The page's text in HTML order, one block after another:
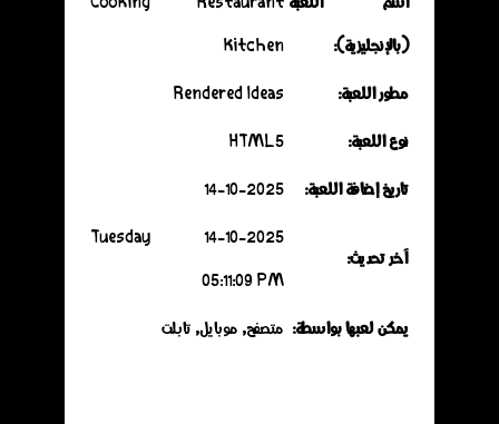
(بالإنجليزية):
Kitchen
مطور اللعبة:
Rendered Ideas
نوع اللعبة:
HTML5
تاريخ إضافة اللعبة:
14-10-2025
آخر تحديث:
14-10-2025 Tuesday
05:11:09 PM
يمكن لعبها بواسطة: متصفح, موبايل, تابلت